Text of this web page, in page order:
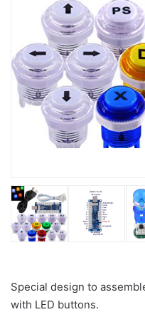
Special design to
with LED buttons.